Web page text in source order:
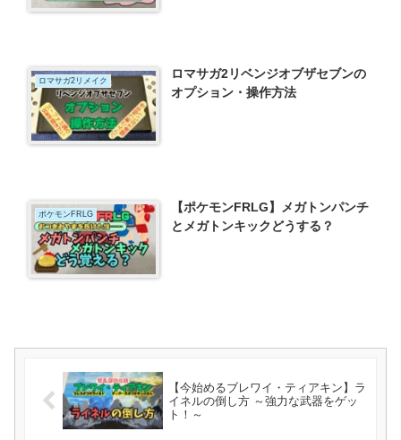
ロマサガ2リメイク
ロマサガ2リベンジオブザセブンの
オプション・操作方法
ポケモンFRLG
【ポケモンFRLG】メガトンパンチ
とメガトンキックどうする？
【今始めるブレワイ・ティアキン】ラ
イネルの倒し方 ～強力な武器をゲッ
ト！～